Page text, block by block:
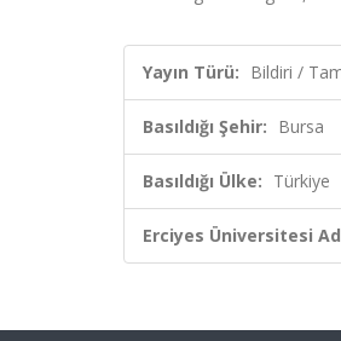
Yayın Türü: Bildiri /
Basıldığı Şehir: Bursa
Basıldığı Ülke: Türkiye
Erciyes Üniversitesi